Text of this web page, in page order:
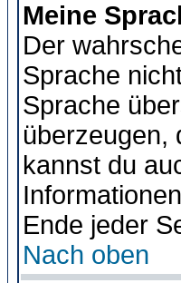
Meine
Der
Sprache
Sprache
überzeugen,
kannst du
Ende jeder
Nach oben